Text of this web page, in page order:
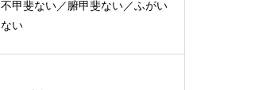
不甲斐ない／腑甲斐ない／ふがい
ない